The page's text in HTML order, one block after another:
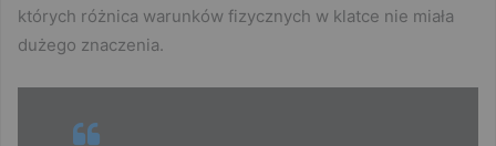
których różnica warunków fizycznych w klatce nie miała
dużego znaczenia.